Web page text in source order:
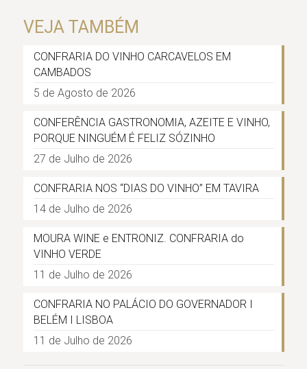
VEJA TAMBÉM
CONFRARIA DO VINHO CARCAVELOS EM
CAMBADOS
5 de Agosto de 2026
CONFERÊNCIA GASTRONOMIA, AZEITE E VINHO,
PORQUE NINGUÉM É FELIZ SÓZINHO
27 de Julho de 2026
CONFRARIA NOS “DIAS DO VINHO” EM TAVIRA
14 de Julho de 2026
MOURA WINE e ENTRONIZ. CONFRARIA do
VINHO VERDE
11 de Julho de 2026
CONFRARIA NO PALÁCIO DO GOVERNADOR I
BELÉM I LISBOA
11 de Julho de 2026